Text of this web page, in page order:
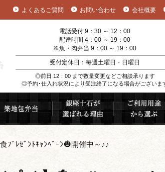
よくあるご質問 お問い合わせ 会社概要
電話受付 9：30 ～ 12：00
配達時間 4：00 ～ 19：00
※魚・肉弁当 9：00 ～ 19：00
受付定休日：毎週土曜日・日曜日
◎前日 12：00 まで数量変更などご相談承ります
◎予約･仕入れ状況により受注終了になる場合がございま
弁当 築地包弁当 銀座十石が選ば
ﾌﾟﾚｾﾞﾝﾄｷｬﾝﾍﾟｰﾝ🎃開催中～♪♪